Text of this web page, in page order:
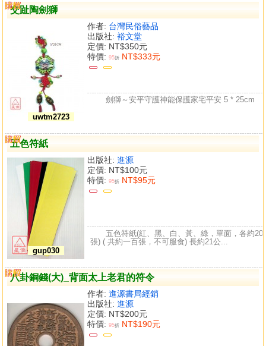
交趾陶劍獅
uwtm2723
作者: 台灣民俗藝品
出版社: 裕文堂
定價: NT$350元
特價: 95折 NT$333元
購買
比較
劍獅～安平守護神能保護家宅平安 5 * 25cm
五色符紙
gup030
出版社: 進源
定價: NT$100元
特價: 95折 NT$95元
購買
比較
五色符紙(紅、黑、白、黃、綠，單面，各約20
張) ( 共約一百張，不可服食) 長約21公...
八卦銅錢(大)_背面太上老君的符令
作者: 進源書局經銷
出版社: 進源
定價: NT$200元
特價: 95折 NT$190元
購買
比較